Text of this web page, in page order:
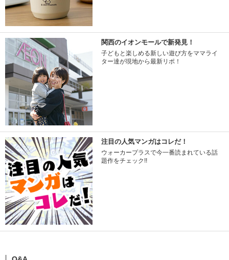
関西のイオンモールで新発見！
子どもと楽しめる新しい遊び方をママライ
ター達が現地から最新リポ！
注目の人気マンガはコレだ！
ウォーカープラスで今一番読まれている話
題作をチェック!!